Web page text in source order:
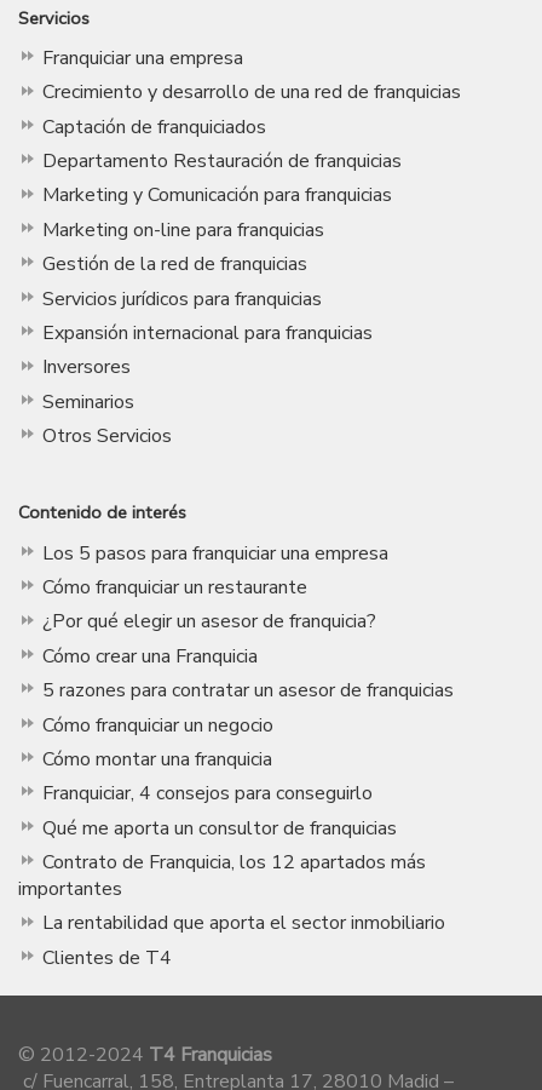
Servicios
Franquiciar una empresa
Crecimiento y desarrollo de una red de franquicias
Captación de franquiciados
Departamento Restauración de franquicias
Marketing y Comunicación para franquicias
Marketing on-line para franquicias
Gestión de la red de franquicias
Servicios jurídicos para franquicias
Expansión internacional para franquicias
Inversores
Seminarios
Otros Servicios
Contenido de interés
Los 5 pasos para franquiciar una empresa
Cómo franquiciar un restaurante
¿Por qué elegir un asesor de franquicia?
Cómo crear una Franquicia
5 razones para contratar un asesor de franquicias
Cómo franquiciar un negocio
Cómo montar una franquicia
Franquiciar, 4 consejos para conseguirlo
Qué me aporta un consultor de franquicias
Contrato de Franquicia, los 12 apartados más
importantes
La rentabilidad que aporta el sector inmobiliario
Clientes de T4
© 2012-2024 T4 Franquicias
c/ Fuencarral, 158, Entreplanta 17, 28010 Madid –